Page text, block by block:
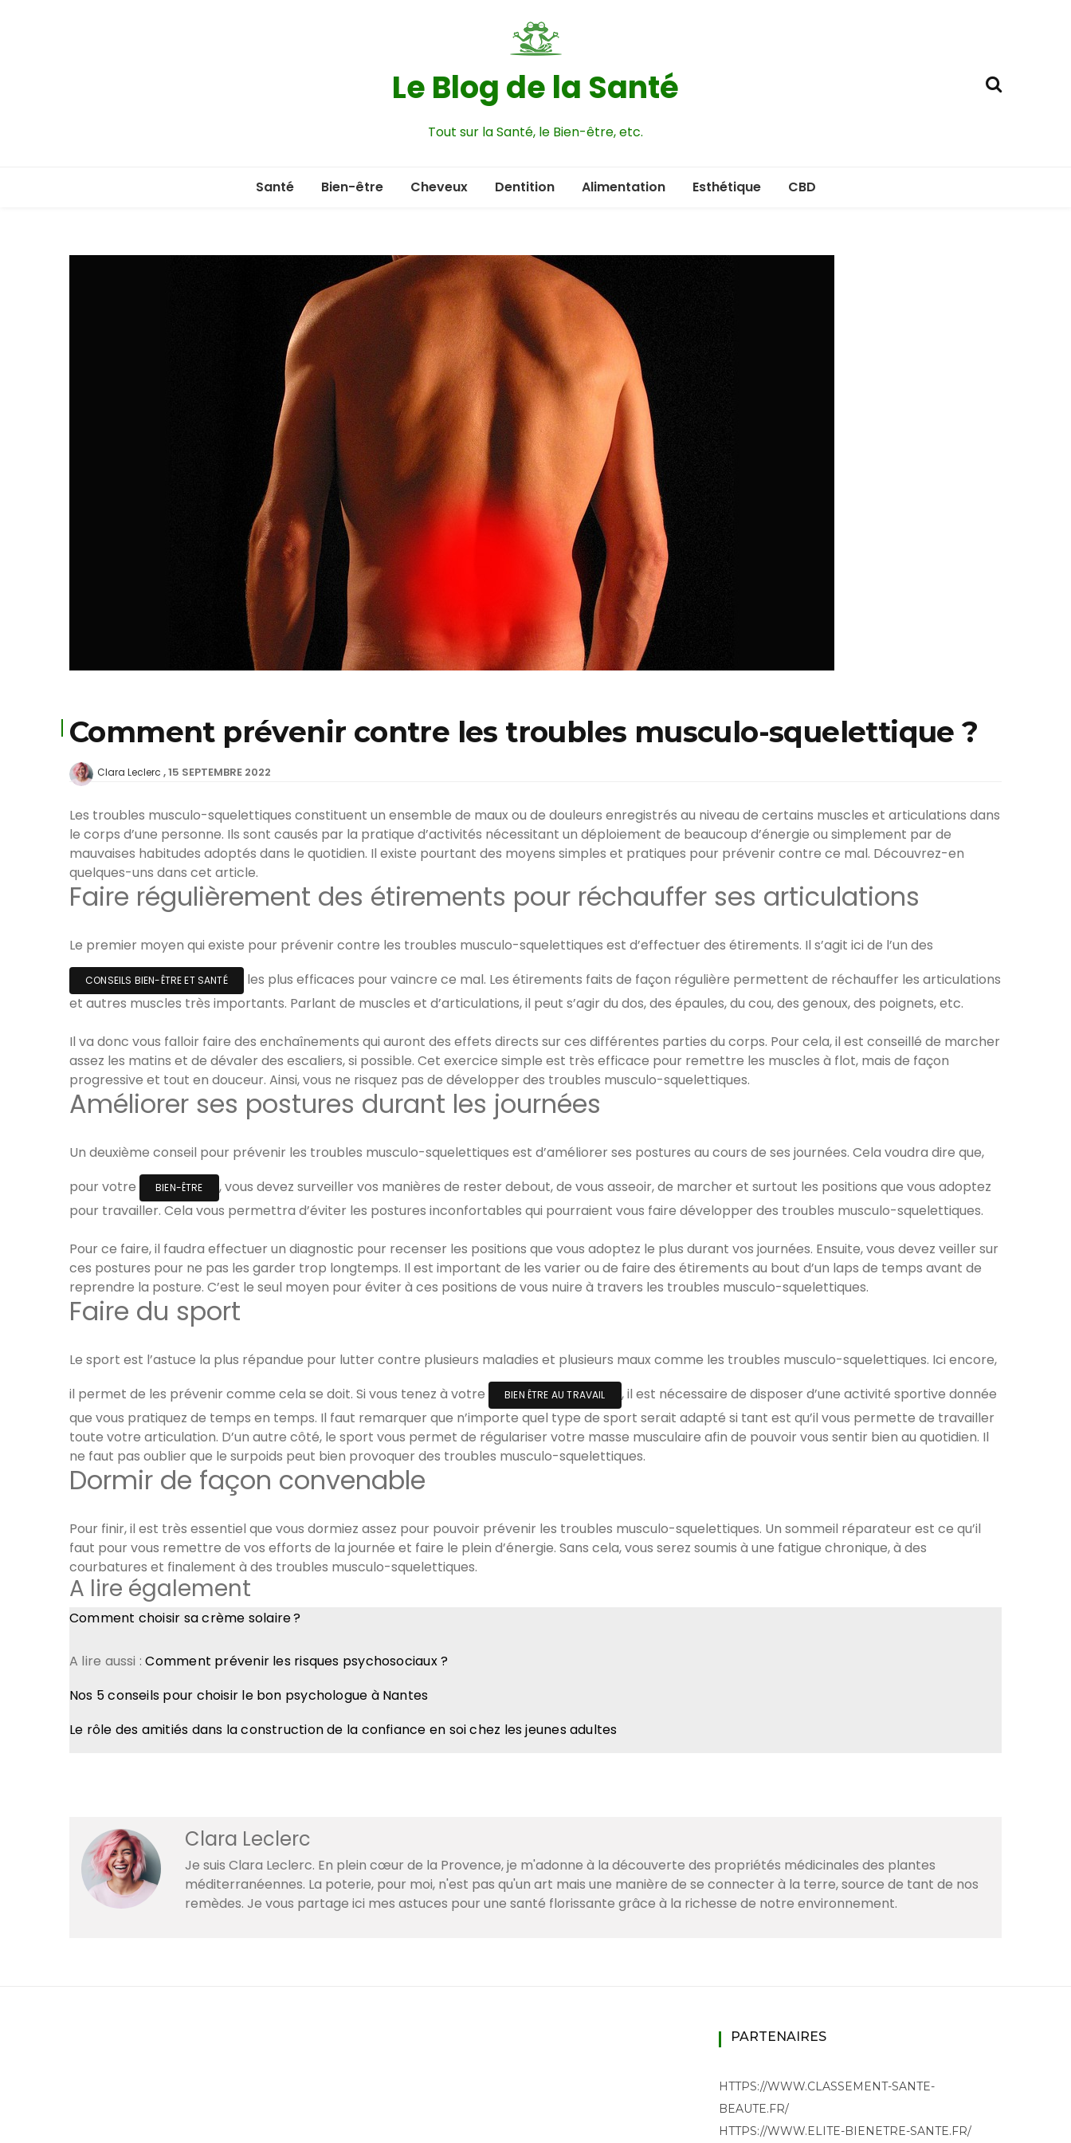
Le Blog de la Santé
Tout sur la Santé, le Bien-être, etc.
Santé Bien-être Cheveux Dentition Alimentation Esthétique CBD
Comment prévenir contre les troubles musculo-squelettique ?
Clara Leclerc 15 SEPTEMBRE 2022
Les troubles musculo-squelettiques constituent un ensemble de maux ou de douleurs enregistrés au niveau de certains muscles et articulations dans
le corps d’une personne. Ils sont causés par la pratique d’activités nécessitant un déploiement de beaucoup d’énergie ou simplement par de
mauvaises habitudes adoptés dans le quotidien. Il existe pourtant des moyens simples et pratiques pour prévenir contre ce mal. Découvrez-en
quelques-uns dans cet article.
Faire régulièrement des étirements pour réchauffer ses articulations
Le premier moyen qui existe pour prévenir contre les troubles musculo-squelettiques est d’effectuer des étirements. Il s’agit ici de l’un des
CONSEILS BIEN-ÊTRE ET SANTÉ
les plus efficaces pour vaincre ce mal. Les étirements faits de façon régulière permettent de réchauffer les articulations
et autres muscles très importants. Parlant de muscles et d’articulations, il peut s’agir du dos, des épaules, du cou, des genoux, des poignets, etc.
Il va donc vous falloir faire des enchaînements qui auront des effets directs sur ces différentes parties du corps. Pour cela, il est conseillé de marcher
assez les matins et de dévaler des escaliers, si possible. Cet exercice simple est très efficace pour remettre les muscles à flot, mais de façon
progressive et tout en douceur. Ainsi, vous ne risquez pas de développer des troubles musculo-squelettiques.
Améliorer ses postures durant les journées
Un deuxième conseil pour prévenir les troubles musculo-squelettiques est d’améliorer ses postures au cours de ses journées. Cela voudra dire que,
pour votre
BIEN-ÊTRE
, vous devez surveiller vos manières de rester debout, de vous asseoir, de marcher et surtout les positions que vous adoptez
pour travailler. Cela vous permettra d’éviter les postures inconfortables qui pourraient vous faire développer des troubles musculo-squelettiques.
Pour ce faire, il faudra effectuer un diagnostic pour recenser les positions que vous adoptez le plus durant vos journées. Ensuite, vous devez veiller sur
ces postures pour ne pas les garder trop longtemps. Il est important de les varier ou de faire des étirements au bout d’un laps de temps avant de
reprendre la posture. C’est le seul moyen pour éviter à ces positions de vous nuire à travers les troubles musculo-squelettiques.
Faire du sport
Le sport est l’astuce la plus répandue pour lutter contre plusieurs maladies et plusieurs maux comme les troubles musculo-squelettiques. Ici encore,
il permet de les prévenir comme cela se doit. Si vous tenez à votre
BIEN ÊTRE AU TRAVAIL
, il est nécessaire de disposer d’une activité sportive donnée
que vous pratiquez de temps en temps. Il faut remarquer que n’importe quel type de sport serait adapté si tant est qu’il vous permette de travailler
toute votre articulation. D’un autre côté, le sport vous permet de régulariser votre masse musculaire afin de pouvoir vous sentir bien au quotidien. Il
ne faut pas oublier que le surpoids peut bien provoquer des troubles musculo-squelettiques.
Dormir de façon convenable
Pour finir, il est très essentiel que vous dormiez assez pour pouvoir prévenir les troubles musculo-squelettiques. Un sommeil réparateur est ce qu’il
faut pour vous remettre de vos efforts de la journée et faire le plein d’énergie. Sans cela, vous serez soumis à une fatigue chronique, à des
courbatures et finalement à des troubles musculo-squelettiques.
A lire également
Comment choisir sa crème solaire ?
A lire aussi :Comment prévenir les risques psychosociaux ?
Nos 5 conseils pour choisir le bon psychologue à Nantes
Le rôle des amitiés dans la construction de la confiance en soi chez les jeunes adultes
Clara Leclerc
Je suis Clara Leclerc. En plein cœur de la Provence, je m'adonne à la découverte des propriétés médicinales des plantes
méditerranéennes. La poterie, pour moi, n'est pas qu'un art mais une manière de se connecter à la terre, source de tant de nos
remèdes. Je vous partage ici mes astuces pour une santé florissante grâce à la richesse de notre environnement.
PARTENAIRES
HTTPS://WWW.CLASSEMENT-SANTE-
BEAUTE.FR/
HTTPS://WWW.ELITE-BIENETRE-SANTE.FR/